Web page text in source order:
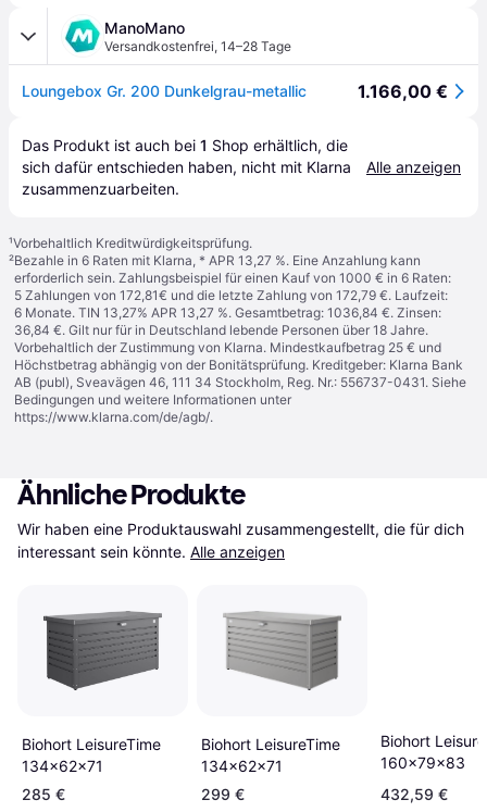
ManoMano
Versandkostenfrei, 14–28 Tage
Loungebox Gr. 200 Dunkelgrau-metallic 1.166,00 €
Das Produkt ist auch bei 1 Shop erhältlich, die
sich dafür entschieden haben, nicht mit Klarna
zusammenzuarbeiten.
Alle anzeigen
¹Vorbehaltlich Kreditwürdigkeitsprüfung.
²Bezahle in 6 Raten mit Klarna, * APR 13,27 %. Eine Anzahlung kann
erforderlich sein. Zahlungsbeispiel für einen Kauf von 1000 € in 6 Raten:
5 Zahlungen von 172,81€ und die letzte Zahlung von 172,79 €. Laufzeit:
6 Monate. TIN 13,27% APR 13,27 %. Gesamtbetrag: 1036,84 €. Zinsen:
36,84 €. Gilt nur für in Deutschland lebende Personen über 18 Jahre.
Vorbehaltlich der Zustimmung von Klarna. Mindestkaufbetrag 25 € und
Höchstbetrag abhängig von der Bonitätsprüfung. Kreditgeber: Klarna Bank
AB (publ), Sveavägen 46, 111 34 Stockholm, Reg. Nr.: 556737-0431. Siehe
Bedingungen und weitere Informationen unter
https://www.klarna.com/de/agb/.
Ähnliche Produkte
Wir haben eine Produktauswahl zusammengestellt, die für dich
interessant sein könnte. Alle anzeigen
Biohort LeisureTime
134x62x71
285 €
Biohort LeisureTime
134x62x71
299 €
Biohort
160x79x83
432,59 €